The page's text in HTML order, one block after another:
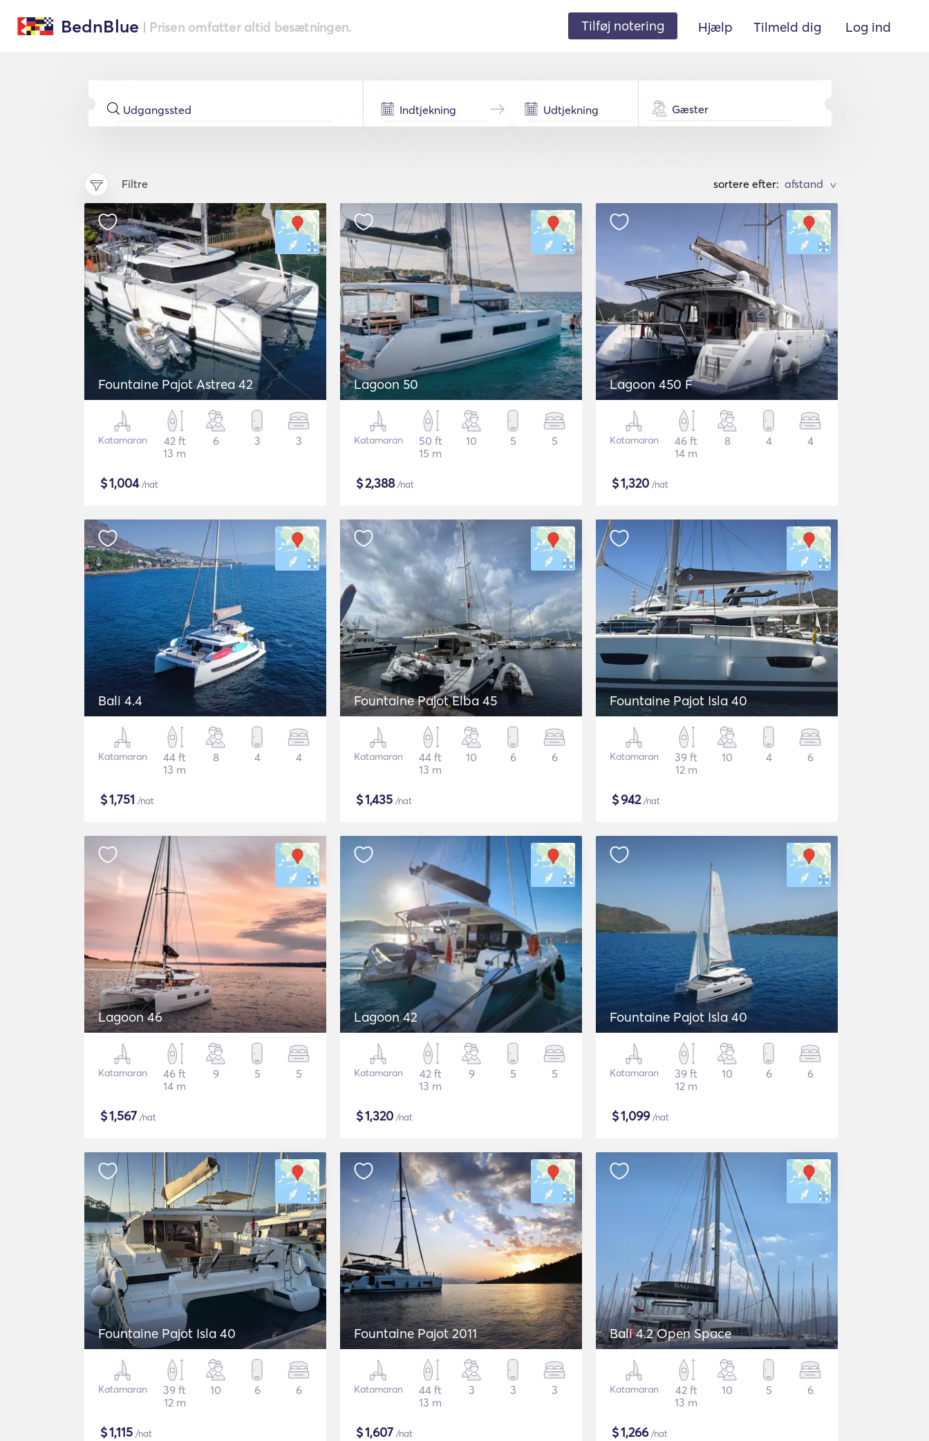
BednBlue | Prisen omfatter altid besætningen. Tilføj notering Hjælp Tilmeld dig Log ind
Gæster
Filtre sortere efter: >
Fountaine Pajot Astrea 42
Katamaran
42 ft
13 m
6 3 3
$1,004/nat
Lagoon 50
Katamaran
50 ft
15 m
10 5 5
$2,388/nat
Lagoon 450 F
Katamaran
46 ft
14 m
8 4 4
$1,320 /nat
Bali 4.4
Katamaran
44 ft
13 m
8 4 4
$1,751 /nat
Fountaine Pajot Elba 45
Katamaran
44 ft
13 m
10 6 6
$1,435 /nat
Fountaine Pajot Isla 40
Katamaran
39 ft
12 m
10 4 6
$942/nat
Lagoon 46
Katamaran
46 ft
14 m
9 5 5
$1,567 /nat
Lagoon 42
Katamaran
42 ft
13 m
9 5 5
$1,320 /nat
Fountaine Pajot Isla 40
Katamaran
39 ft
12 m
10 6 6
$1,099/nat
Fountaine Pajot Isla 40
Katamaran
39 ft
12 m
10 6 6
$1,115 /nat
Fountaine Pajot 2011
Katamaran
44 ft
13 m
3 3 3
$1,607 /nat
Bali 4.2 Open Space
Katamaran
42 ft
13 m
10 5 6
$1,266/nat